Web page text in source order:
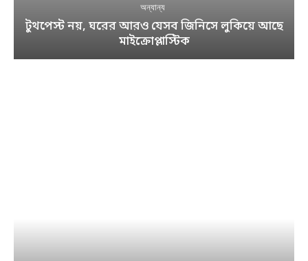
অন্যান্য
টুথপেস্ট নয়, ঘরের আরও যেসব জিনিসে লুকিয়ে আছে
মাইক্রোপ্লাস্টিক